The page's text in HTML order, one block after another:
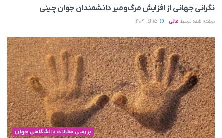
نگرانی جهانی از افزایش مرگ‌ومیر دانشمندان جوان چینی
نوشته شده توسط مانی
بررسی مقالات دانشگاهی جهان